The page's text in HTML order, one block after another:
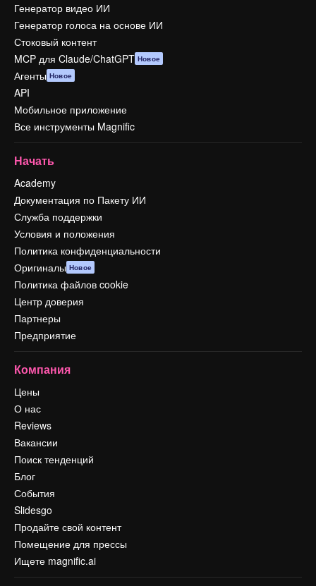
Генератор видео ИИ
Генератор голоса на основе ИИ
Стоковый контент
MCP для Claude/ChatGPT Новое
Агенты Новое
API
Мобильное приложение
Все инструменты Magnific
Начать
Academy
Документация по Пакету ИИ
Служба поддержки
Условия и положения
Политика конфиденциальности
Оригиналы Новое
Политика файлов cookie
Центр доверия
Партнеры
Предприятие
Компания
Цены
О нас
Reviews
Вакансии
Поиск тенденций
Блог
События
Slidesgo
Продайте свой контент
Помещение для прессы
Ищете magnific.ai